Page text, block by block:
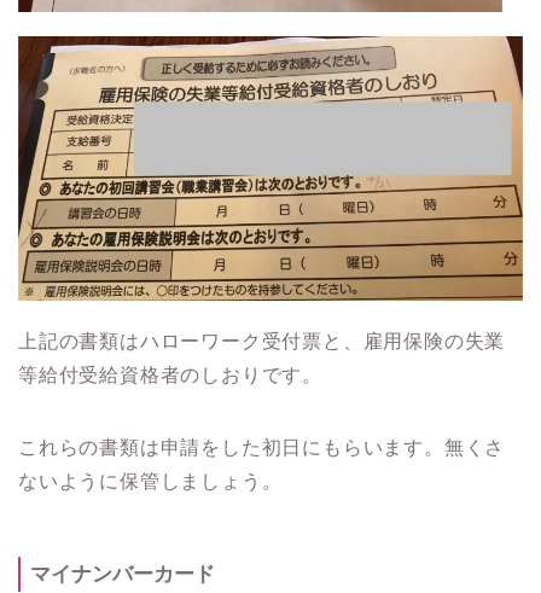
上記の書類はハローワーク受付票と、雇用保険の失業
等給付受給資格者のしおりです。
これらの書類は申請をした初日にもらいます。無くさ
ないように保管しましょう。
マイナンバーカード